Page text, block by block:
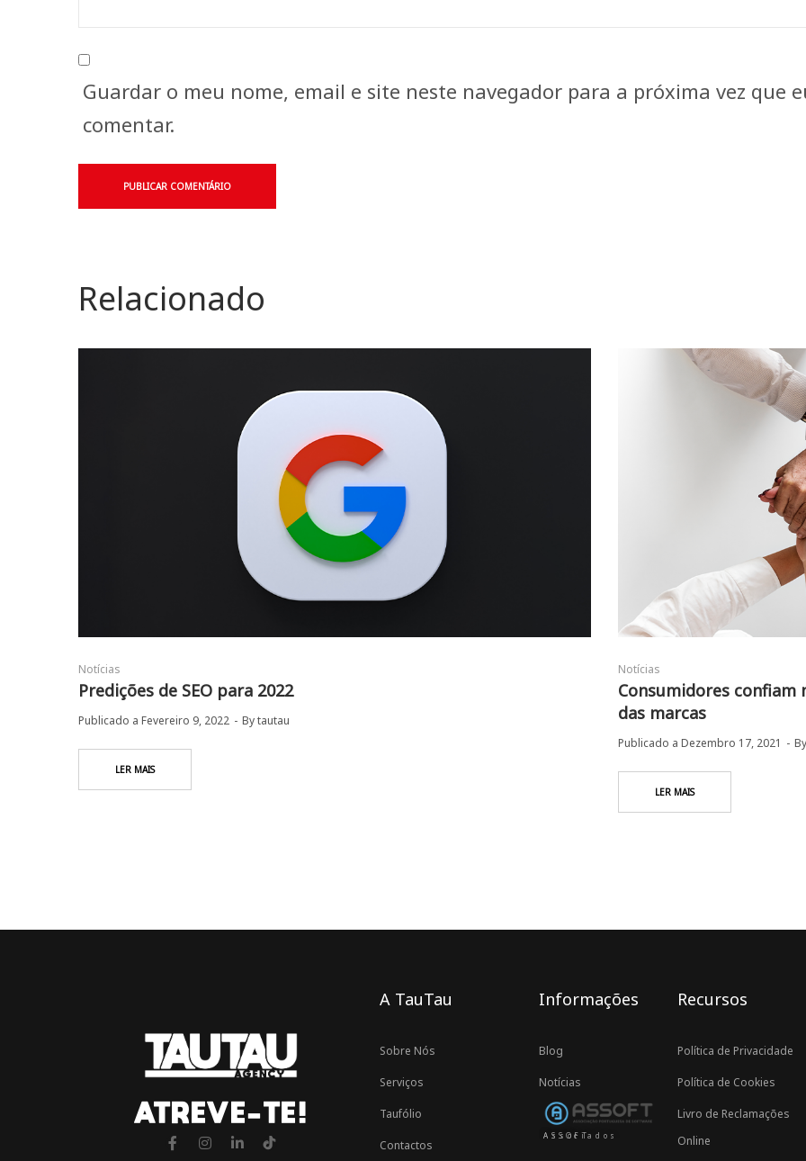
Guardar o meu nome, email e site neste navegador para a próxima vez que
comentar.
Relacionado
Notícias
Predições de SEO para 2022
Publicado a Fevereiro 9, 2022 Bytautau
LER MAIS
Notícias
Consumidores confiam
das marcas
Publicado a Dezembro 17, 2021
LER MAIS
ATREVE-TE!
A TauTau
Sobre Nós
Serviços
Taufólio
Contactos
Informações
Blog
Notícias
Associados ASSOFT
Recursos
Política de Privacidade
Política de Cookies
Livro de Reclamações
Online